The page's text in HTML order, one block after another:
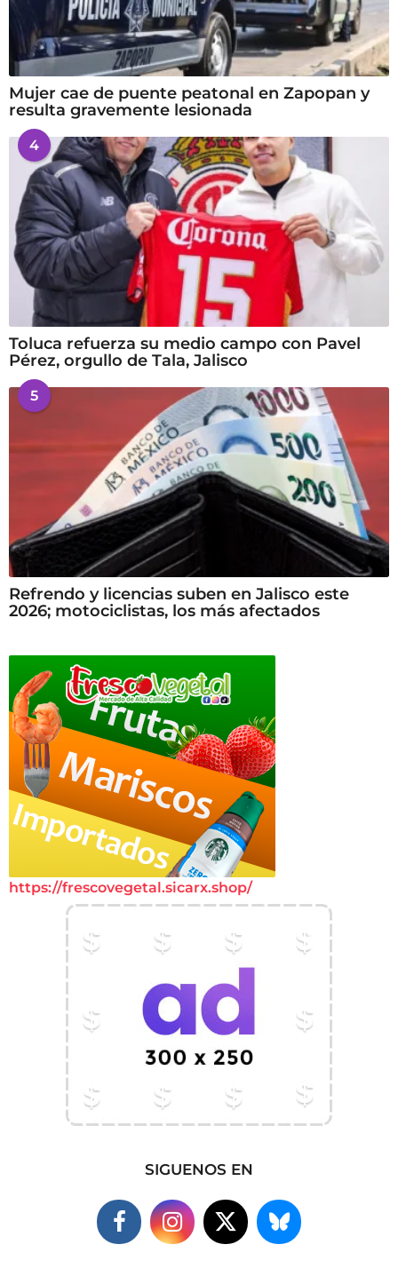
Mujer cae de puente peatonal en Zapopan y
resulta gravemente lesionada
4
Toluca refuerza su medio campo con Pavel
Pérez, orgullo de Tala, Jalisco
5
Refrendo y licencias suben en Jalisco este
2026; motociclistas, los más afectados
https://frescovegetal.sicarx.shop/
SIGUENOS EN